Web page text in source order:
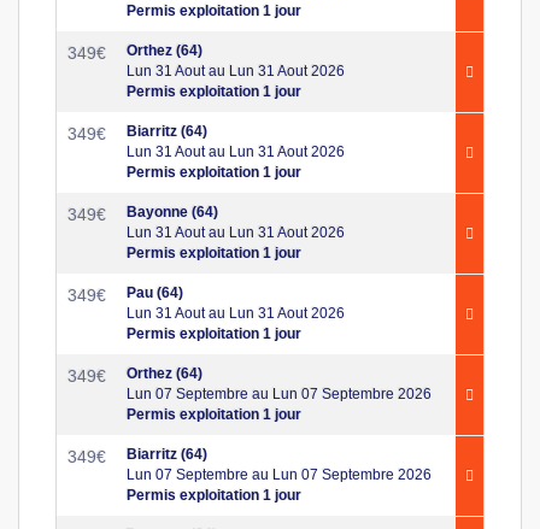
Permis exploitation 1 jour
349€
Orthez (64)
Lun 31 Aout au Lun 31 Aout 2026
Permis exploitation 1 jour
349€
Biarritz (64)
Lun 31 Aout au Lun 31 Aout 2026
Permis exploitation 1 jour
349€
Bayonne (64)
Lun 31 Aout au Lun 31 Aout 2026
Permis exploitation 1 jour
349€
Pau (64)
Lun 31 Aout au Lun 31 Aout 2026
Permis exploitation 1 jour
349€
Orthez (64)
Lun 07 Septembre au Lun 07 Septembre 2026
Permis exploitation 1 jour
349€
Biarritz (64)
Lun 07 Septembre au Lun 07 Septembre 2026
Permis exploitation 1 jour